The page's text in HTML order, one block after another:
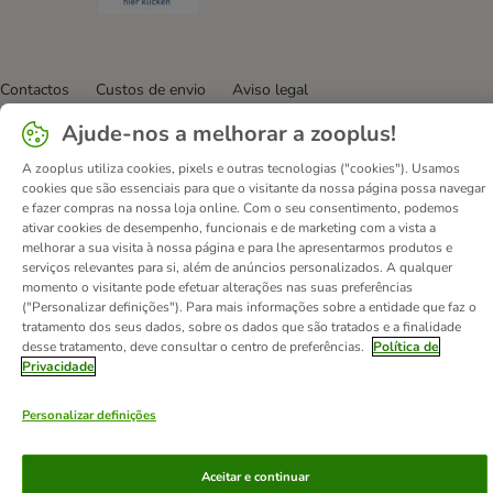
Contactos Custos de envio
Aviso legal
Condições gerais de utilização
Métodos de pagamento
Quem somos DSA
Emprego
Política de privacidade
Website Corporativo
Declaração de acessibilidade
© zooplus SE 2026
Ajude-nos a melhorar a zooplus!
A zooplus utiliza cookies, pixels e outras tecnologias ("cookies"). Usamos
cookies que são essenciais para que o visitante da nossa página possa navegar
e fazer compras na nossa loja online. Com o seu consentimento, podemos
ativar cookies de desempenho, funcionais e de marketing com a vista a
melhorar a sua visita à nossa página e para lhe apresentarmos produtos e
serviços relevantes para si, além de anúncios personalizados. A qualquer
momento o visitante pode efetuar alterações nas suas preferências
("Personalizar definições"). Para mais informações sobre a entidade que faz o
tratamento dos seus dados, sobre os dados que são tratados e a finalidade
desse tratamento, deve consultar o centro de preferências.
Política de
Privacidade
Personalizar definições
Aceitar e continuar